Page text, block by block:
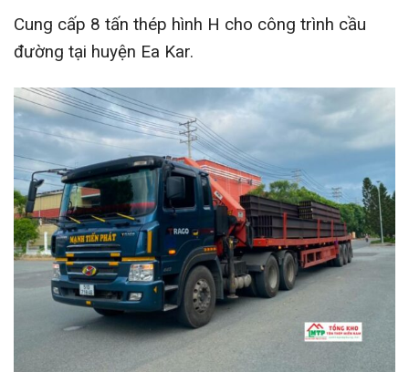
Cung cấp 8 tấn thép hình H cho công trình cầu
đường tại huyện Ea Kar.